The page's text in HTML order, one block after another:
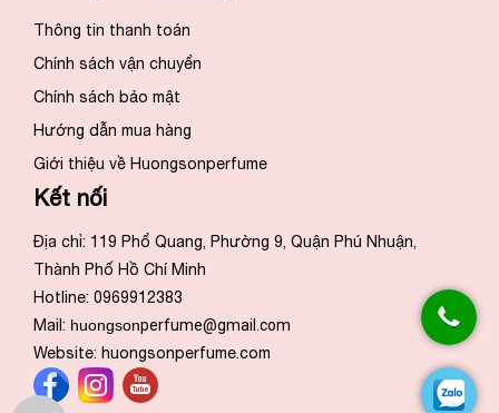
Thông tin thanh toán
Chính sách vận chuyển
Chính sách bảo mật
Hướng dẫn mua hàng
Giới thiệu về Huongsonperfume
Kết nối
Địa chỉ: 119 Phổ Quang, Phường 9, Quận Phú Nhuận,
Thành Phố Hồ Chí Minh
Hotline: 0969912383
Mail: huongsonperfume@gmail.com
Website: huongsonperfume.com